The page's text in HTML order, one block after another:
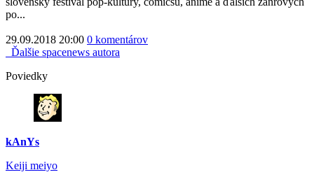
po...
29.09.2018 20:00 0 komentárov
Ďalšie spacenews autora
Poviedky
kAnYs
Keiji meiyo